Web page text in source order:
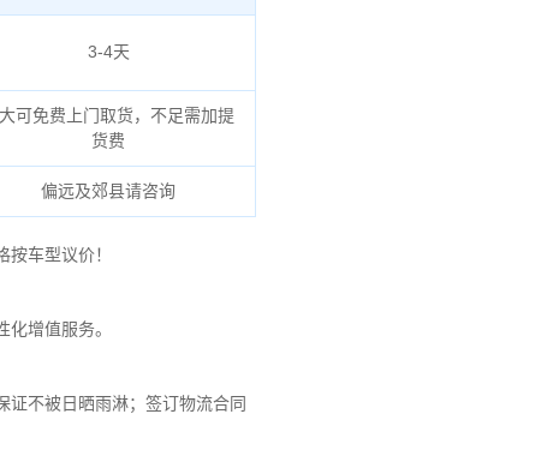
3-4天
可免费上门取货，不足需加提
货费
偏远及郊县请咨询
车型议价！
增值服务。
证不被日晒雨淋；签订物流合同